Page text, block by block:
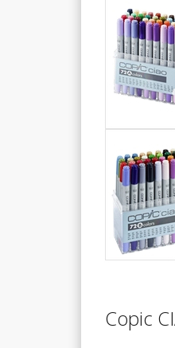
Copic